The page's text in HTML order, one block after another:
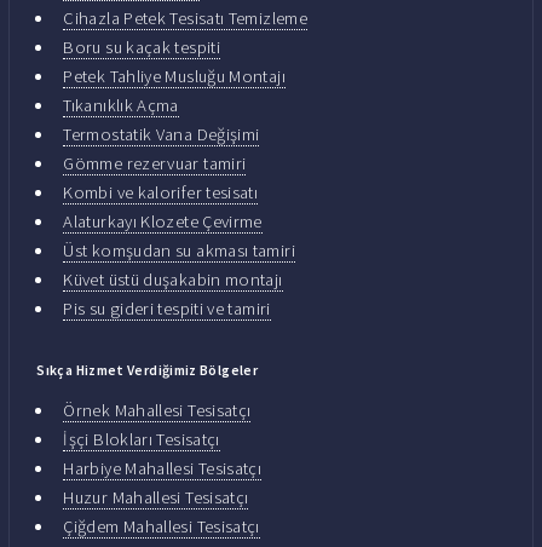
Cihazla Petek Tesisatı Temizleme
Boru su kaçak tespiti
Petek Tahliye Musluğu Montajı
Tıkanıklık Açma
Termostatik Vana Değişimi
Gömme rezervuar tamiri
Kombi ve kalorifer tesisatı
Alaturkayı Klozete Çevirme
Üst komşudan su akması tamiri
Küvet üstü duşakabin montajı
Pis su gideri tespiti ve tamiri
Sıkça Hizmet Verdiğimiz Bölgeler
Örnek Mahallesi Tesisatçı
İşçi Blokları Tesisatçı
Harbiye Mahallesi Tesisatçı
Huzur Mahallesi Tesisatçı
Çiğdem Mahallesi Tesisatçı